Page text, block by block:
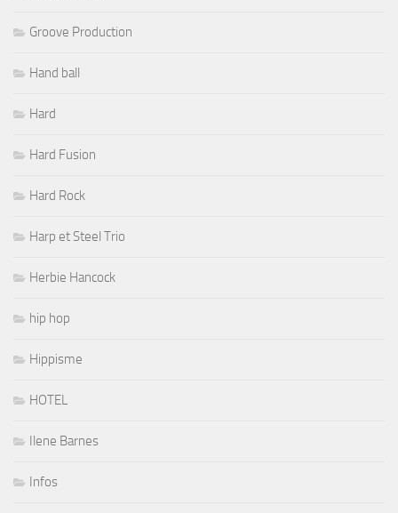
Groove Production
Hand ball
Hard
Hard Fusion
Hard Rock
Harp et Steel Trio
Herbie Hancock
hip hop
Hippisme
HOTEL
Ilene Barnes
Infos